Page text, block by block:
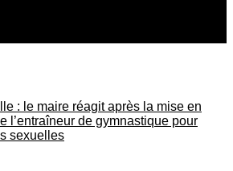
: le maire réagit après la mise en
l’entraîneur de gymnastique pour
sexuelles